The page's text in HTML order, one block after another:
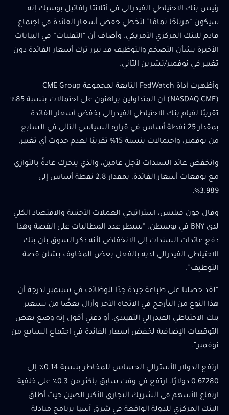
رئيس بنك الاحتياطي الفيدرالي في أتلانتا رافائيل بوسيك إنه
سيكون “مرتاحًا تمامًا” لتخطي خفض أسعار الفائدة في اجتماع
قادم للبنك المركزي الأمريكي. وأضاف أن “التقلبات” في البيانات
الأخيرة بشأن التضخم والتوظيف قد تبرر ترك أسعار الفائدة دون
تغيير في نوفمبر/تشرين الثاني.
وأظهرت أداة FedWatch التابعة لمجموعة CME Group
(NASDAQ:CME) أن المتداولين يراهنون على احتمالات بنسبة 85%
تقريبًا لقيام بنك الاحتياطي الفيدرالي بخفض أسعار الفائدة
بمقدار 25 نقطة أساس في قراره السياسي التالي في السابع
من نوفمبر، واحتمالات بنسبة 15% تقريبًا لعدم حدوث أي تغيير.
وانخفض عائد السندات لأجل عامين، والذي يتحرك عادةً بالتوازي
مع توقعات أسعار الفائدة، بمقدار 2.8 نقطة أساس إلى
3.989%.
وقال جون فيليس، استراتيجي العملات الأجنبية والاقتصاد الكلي
لدى BNY في بوسطن: “سيطر عدد المطالبات على القصة وهذا
دفع عائدات السندات إلى الانخفاض لأنه ذكر السوق بأن بنك
الاحتياطي الفيدرالي لديه بالفعل بعض المخاوف بشأن قصة
التوظيف”.
“لقد حصلنا على طباعة جيدة جدًا للوظائف في سبتمبر لدرجة أن
هذا النوع من التأرجح في الاتجاه الآخر وأزال بعضًا من تسعير
بنك الاحتياطي الفيدرالي التقييدي، أو دعني أقول إنه وضع بعض
التوقعات الإضافية لخفض أسعار الفائدة في اجتماع السابع من
نوفمبر”.
ارتفع الدولار الأسترالي الحساس للمخاطر بنسبة 0.14٪ إلى
0.67280 دولارًا. ارتفع في وقت سابق بأكثر من 0.3٪ على خلفية
ارتفاع الأسهم في الشريك التجاري الأكبر الصين حيث أطلق
البنك المركزي للدولة الواقعة في شرق آسيا برنامج مبادلة